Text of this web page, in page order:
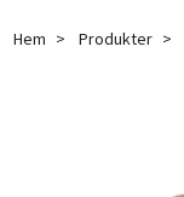
Hem Produkter